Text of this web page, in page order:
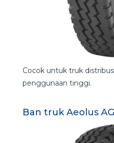
Cocok untuk truk
penggunaan tinggi.
Ban truk Aeolus